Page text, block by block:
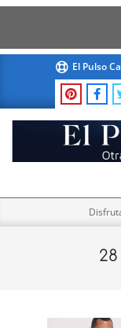
content
El Pulso
El
Pulso
Navigation